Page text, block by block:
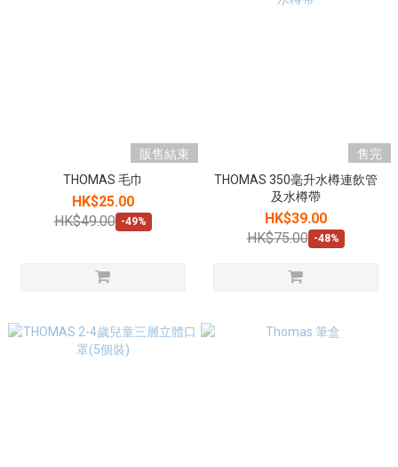
販售結束
THOMAS 毛巾
HK$25.00
HK$49.00 -49%
售完
THOMAS 350毫升水樽連飲管
及水樽帶
HK$39.00
HK$75.00 -48%